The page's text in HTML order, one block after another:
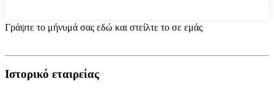
Γράψτε το μήνυμά σας εδώ και στείλτε το σε εμάς
Ιστορικό εταιρείας